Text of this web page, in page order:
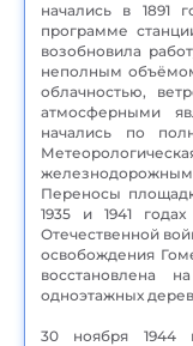
начались в 1891
программе
возобновила
неполным
облачностью,
атмосферными
начались по
Переносы
1935 и 1941
Отечественной
освобождения
восстановлена
одноэтажных
30 ноября 1944